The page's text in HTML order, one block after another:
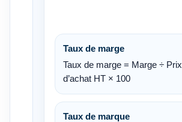
Taux de marge
Taux de marge = Marge ÷ Prix
d’achat HT × 100
Taux de marque